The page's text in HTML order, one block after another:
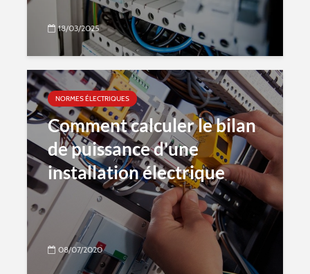
18/03/2025
NORMES ÉLECTRIQUES
Comment calculer le bilan
de puissance d'une
installation électrique
08/07/2020